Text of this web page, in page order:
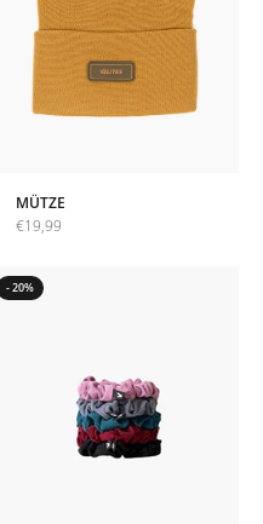
MÜTZE
Angebot
€19,99
- 20%